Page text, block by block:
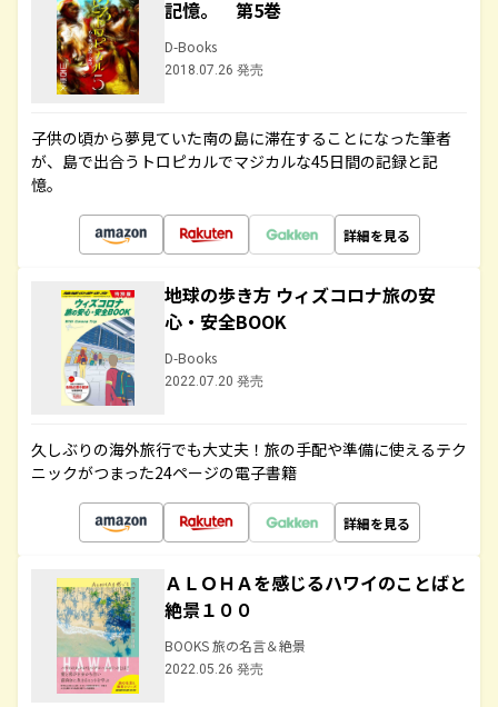
記憶。 第5巻
D-Books
2018.07.26 発売
子供の頃から夢見ていた南の島に滞在することになった筆者
が、島で出合うトロピカルでマジカルな45日間の記録と記
憶。
詳細を見る
地球の歩き方 ウィズコロナ旅の安
心・安全BOOK
D-Books
2022.07.20 発売
久しぶりの海外旅行でも大丈夫！旅の手配や準備に使えるテク
ニックがつまった24ページの電子書籍
詳細を見る
ＡＬＯＨＡを感じるハワイのことばと
絶景１００
BOOKS 旅の名言＆絶景
2022.05.26 発売